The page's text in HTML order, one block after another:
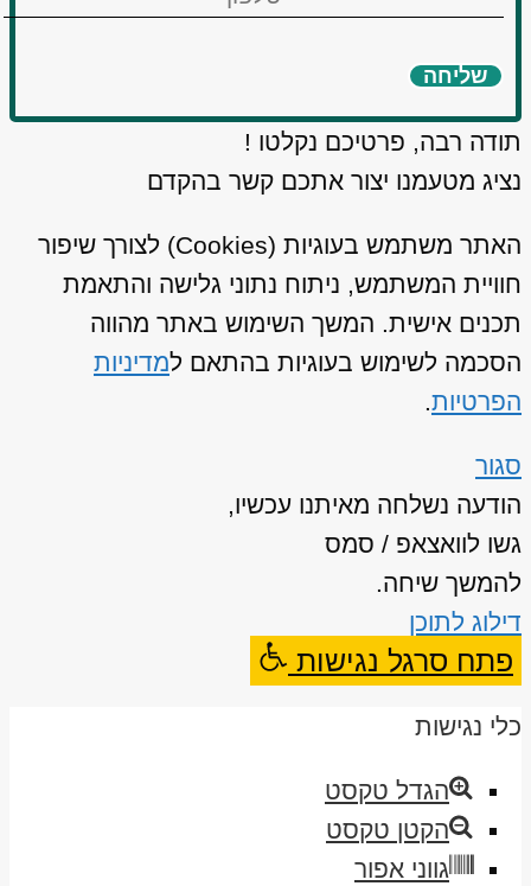
שליחה
תודה רבה, פרטיכם נקלטו !
נציג מטעמנו יצור אתכם קשר בהקדם
האתר משתמש בעוגיות (Cookies) לצורך שיפור
חוויית המשתמש, ניתוח נתוני גלישה והתאמת
תכנים אישית. המשך השימוש באתר מהווה
הסכמה לשימוש בעוגיות בהתאם למדיניות
הפרטיות.
סגור
הודעה נשלחה מאיתנו עכשיו,
גשו לוואצאפ / סמס
להמשך שיחה.
דילוג לתוכן
פתח סרגל נגישות
כלי נגישות
הגדל טקסט
הקטן טקסט
גווני אפור